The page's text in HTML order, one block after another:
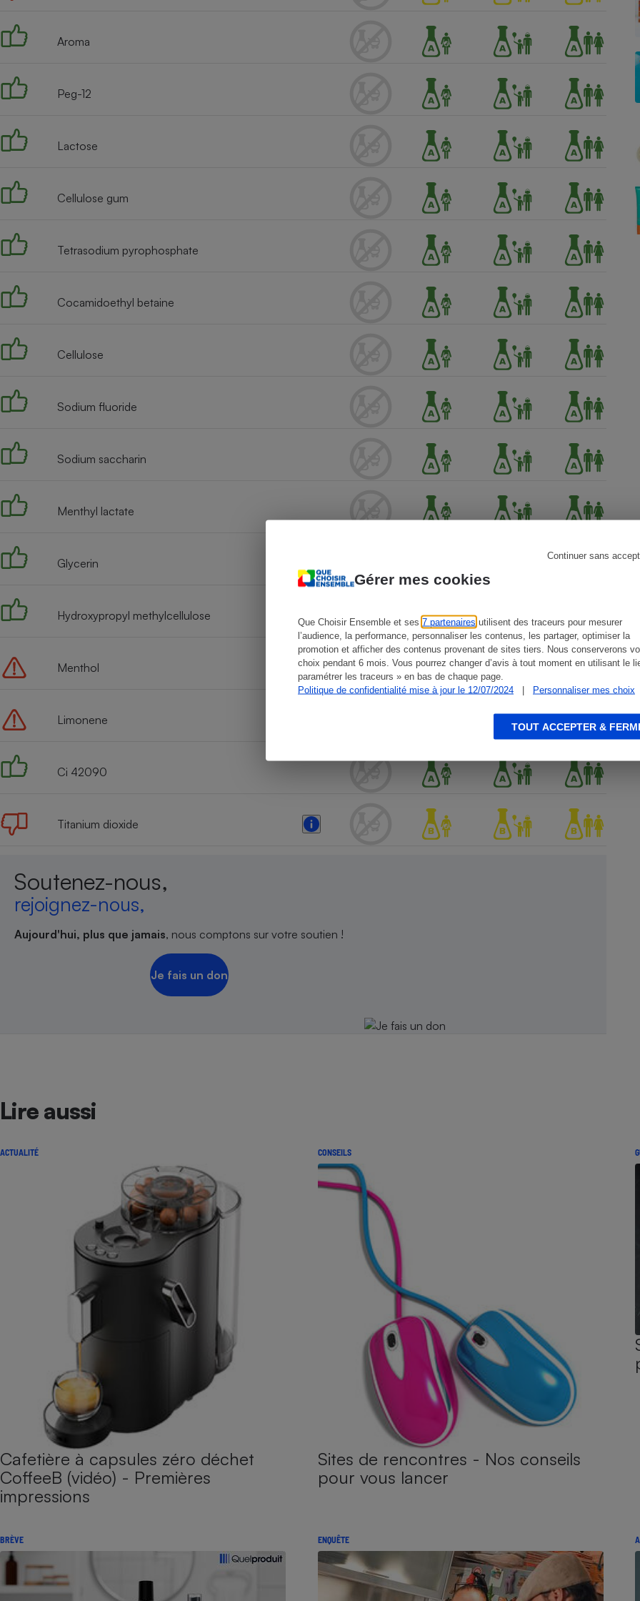
Gérer mes cookies
Que Choisir Ensemble et ses 7 partenaires utilisent des traceurs pour mesurer
l’audience, la performance, personnaliser les contenus, les partager, optimiser la
promotion et afficher des contenus provenant de sites tiers. Nous conserverons
choix pendant 6 mois. Vous pourrez changer d’avis à tout moment en utilisant le
paramétrer les traceurs » en bas de chaque page.
Politique de confidentialité mise à jour le 12/07/2024
| Personnaliser mes choix
Continuer sans
TOUT ACCEPTER &
Aroma
Peg-12
Lactose
Cellulose gum
Tetrasodium pyrophosphate
Cocamidoethyl betaine
Cellulose
Sodium fluoride
Sodium saccharin
Menthyl lactate
Glycerin
Hydroxypropyl methylcellulose
Menthol
Limonene
Ci 42090
Titanium dioxide
Soutenez-nous,
rejoignez-nous,
Aujourd'hui, plus que jamais, nous comptons sur votre soutien !
Je fais un don
Lire aussi
ACTUALITÉ
Cafetière à capsules zéro déchet
CoffeeB (vidéo) - Premières
impressions
CONSEILS
Sites de rencontres - Nos conseils
pour vous lancer
BRÈVE ENQUÊTE
Four encastrable
Aspirateur
Réfrigérateur
Appareil photo
Électricité - Gaz
Lessive